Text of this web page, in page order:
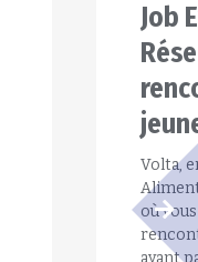
Job
Volta,
où
ayant